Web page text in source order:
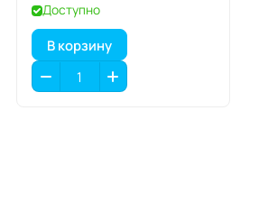
Доступно
В корзину